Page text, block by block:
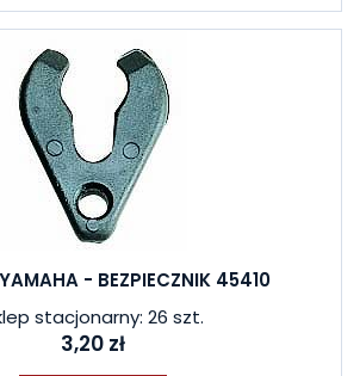
- BEZPIECZNIK 45410
stacjonarny: 26 szt.
3,20 zł